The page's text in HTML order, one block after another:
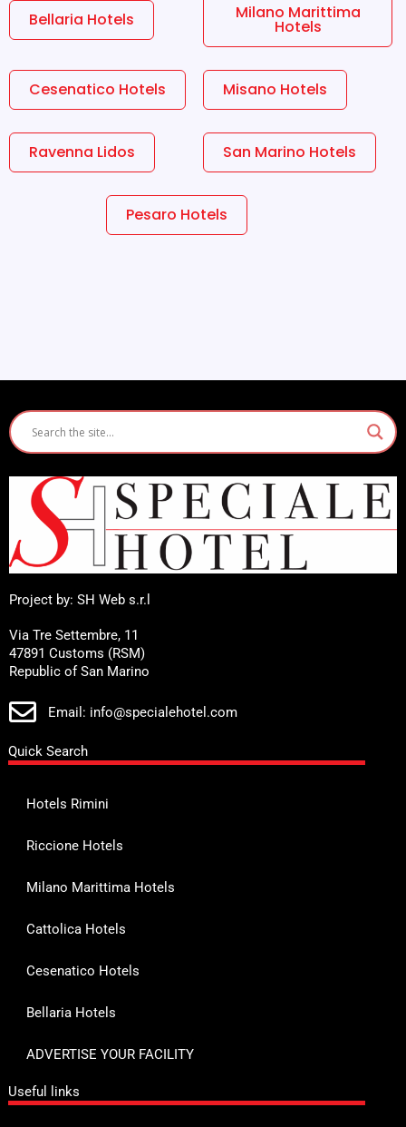
Bellaria Hotels Milano Marittima
Hotels
Cesenatico Hotels Misano Hotels
Ravenna Lidos San Marino Hotels
Pesaro Hotels
Project by: SH Web s.r.l
Via Tre Settembre, 11
47891 Customs (RSM)
Republic of San Marino
Email: info@specialehotel.com
Quick Search
Hotels Rimini
Riccione Hotels
Milano Marittima Hotels
Cattolica Hotels
Cesenatico Hotels
Bellaria Hotels
ADVERTISE YOUR FACILITY
Useful links